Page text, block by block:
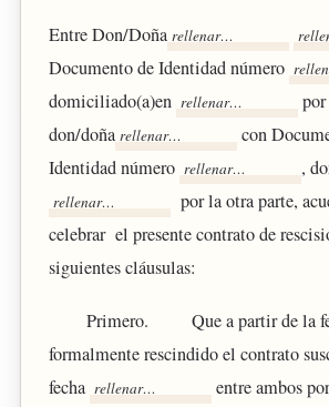
Entre Don/Doña
Documento de Identidad número
domiciliado(a)en
don/doña
con
Identidad número
,
por la otra parte,
celebrar el presente contrato de
siguientes cláusulas:
Primero. Que a partir de la
formalmente rescindido el contrato
fecha
entre ambos